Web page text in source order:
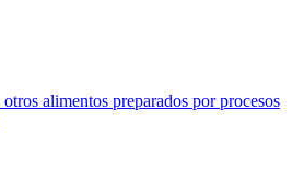
alimentos preparados por procesos